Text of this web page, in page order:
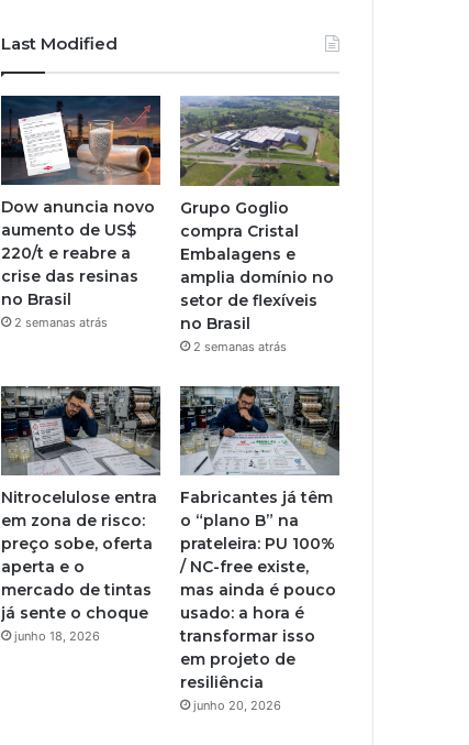
Last Modified
Dow anuncia novo
aumento de US$
220/t e reabre a
crise das resinas
no Brasil
2 semanas atrás
Grupo Goglio
compra Cristal
Embalagens e
amplia domínio no
setor de flexíveis
no Brasil
2 semanas atrás
Nitrocelulose entra
em zona de risco:
preço sobe, oferta
aperta e o
mercado de tintas
já sente o choque
junho 18, 2026
Fabricantes já têm
o “plano B” na
prateleira: PU 100%
/ NC-free existe,
mas ainda é pouco
usado: a hora é
transformar isso
em projeto de
resiliência
junho 20, 2026